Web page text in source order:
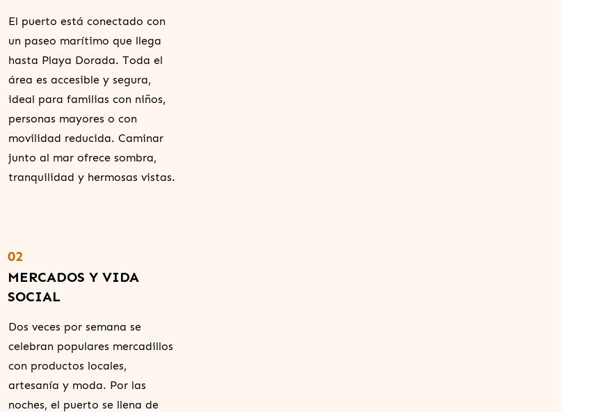
El puerto está conectado con
un paseo marítimo que llega
hasta Playa Dorada. Toda el
área es accesible y segura,
ideal para familias con niños,
personas mayores o con
movilidad reducida. Caminar
junto al mar ofrece sombra,
tranquilidad y hermosas vistas.
02
MERCADOS Y VIDA
SOCIAL
Dos veces por semana se
celebran populares mercadillos
con productos locales,
artesanía y moda. Por las
noches, el puerto se llena de